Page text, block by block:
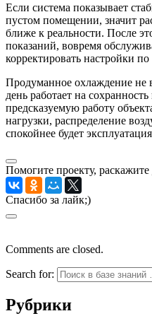
Если система показывает
пустом помещении, значит
ближе к реальности. После
показаний, вовремя
корректировать настройки по
Продуманное охлаждение не
день работает на
предсказуемую работу
нагрузки, распределение
спокойнее будет
Помогите проекту,
Спасибо за лайк;)
Comments are closed.
Search for:
Рубрики